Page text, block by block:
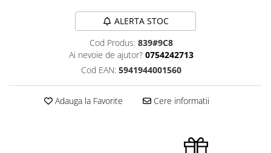
ALERTA STOC
Cod Produs: 839#9C8
Ai nevoie de ajutor? 0754242713
Cod EAN: 5941944001560
Adauga la Favorite Cere informatii